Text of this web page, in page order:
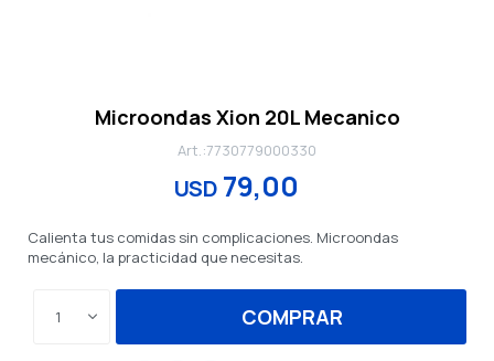
Microondas Xion 20L Mecanico
7730779000330
USD 79,00
Calienta tus comidas sin complicaciones. Microondas
mecánico, la practicidad que necesitas.
1 COMPRAR